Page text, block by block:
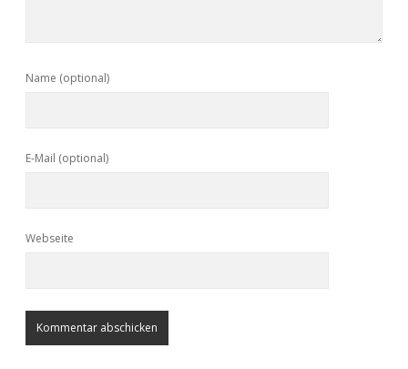
Name (optional)
E-Mail (optional)
Webseite